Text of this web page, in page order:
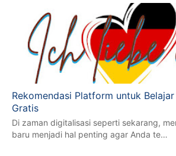
Rekomendasi Platform untuk
Gratis
Di zaman digitalisasi seperti sekarang,
baru menjadi hal penting agar Anda te…